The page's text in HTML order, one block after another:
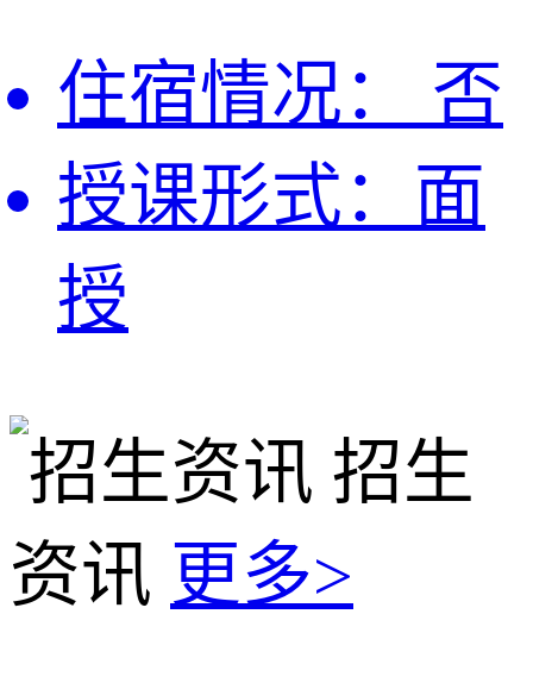
住宿情况：
否
授课形式： 面
授
招生
资讯 更多>